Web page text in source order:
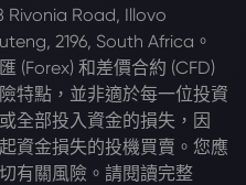
Rivonia Road, Illovo
2196, South Africa。
(Forex) 和差價合約 (CFD)
特點，並非適於每一位投資
全部投入資金的損失，因
資金損失的投機買賣。您應
有關風險。請閱讀完整